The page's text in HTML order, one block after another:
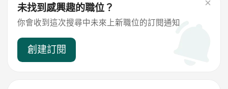
未找到感興趣的職位？
你會收到這次搜尋中未來上新職位的訂閱通知
創建訂閱